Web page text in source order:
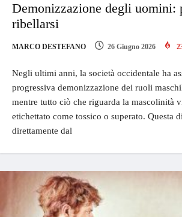
Demonizzazione degli uomini:
ribellarsi
MARCO DESTEFANO 26 Giugno 2026
Negli ultimi anni, la società occidentale ha
progressiva demonizzazione dei ruoli
mentre tutto ciò che riguarda la mascolinità
etichettato come tossico o superato. Questa
direttamente dal